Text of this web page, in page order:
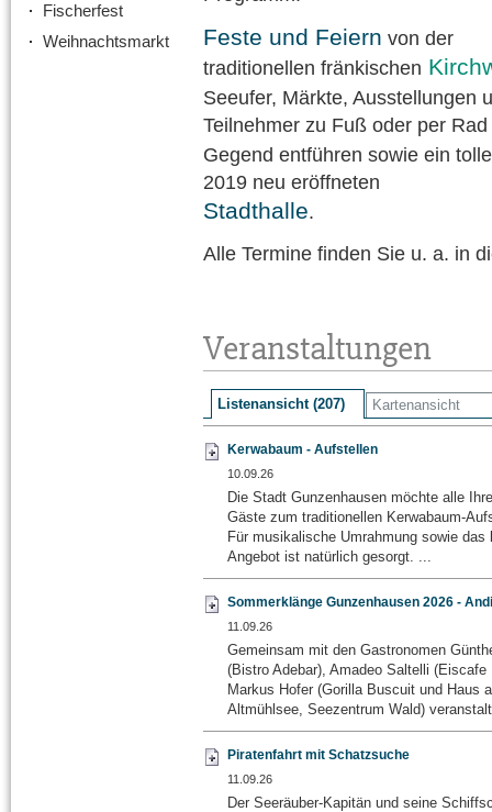
Feste und Feiern von der
traditionellen fränkischen
Seeufer, Märkte, Ausstellungen
Teilnehmer zu Fuß oder per
Gegend entführen sowie ein
2019 neu eröffneten
Stadthalle.
Alle Termine finden Sie u. a. in
Veranstaltungen
Listenansicht (207) Kartenansicht
Kerwabaum - Aufstellen
10.09.26
Die Stadt Gunzenhausen möchte alle
Gäste zum traditionellen Kerwabaum-
Für musikalische Umrahmung sowie das
Angebot ist natürlich gesorgt. ...
Sommerklänge Gunzenhausen 2026 -
11.09.26
Gemeinsam mit den Gastronomen
(Bistro Adebar), Amadeo Saltelli (Eiscafe
Markus Hofer (Gorilla Buscuit und Haus
Altmühlsee, Seezentrum Wald)
Piratenfahrt mit Schatzsuche
11.09.26
Der Seeräuber-Kapitän und seine
Fischerfest
Weihnachtsmarkt